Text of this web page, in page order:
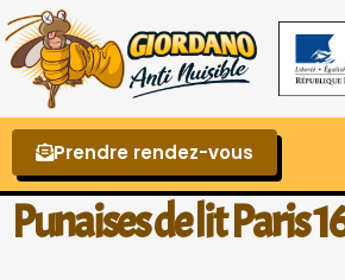
Prendre rendez-vous
Punaises de lit Paris